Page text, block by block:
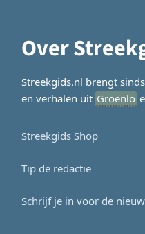
Over
Streekgids.nl brengt
en verhalen uit Groenlo
Streekgids Shop
Tip de redactie
Schrijf je in voor de